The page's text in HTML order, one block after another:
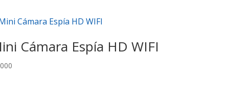
Cámara Espía HD WIFI